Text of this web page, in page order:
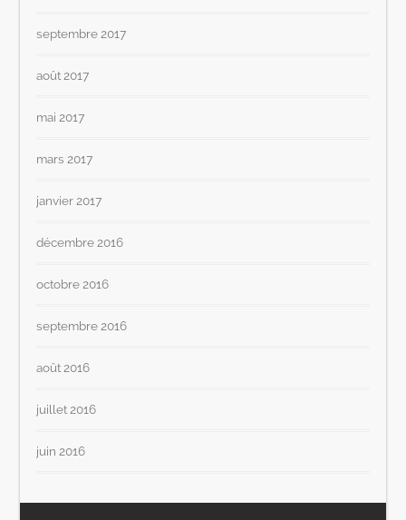
septembre 2017
août 2017
mai 2017
mars 2017
janvier 2017
décembre 2016
octobre 2016
septembre 2016
août 2016
juillet 2016
juin 2016